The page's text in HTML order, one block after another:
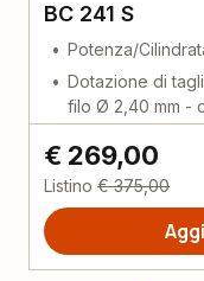
BC 241 S
Potenza/
Dotazione di
filo Ø 2,40 mm -
€ 269,00
Listino € 375,00